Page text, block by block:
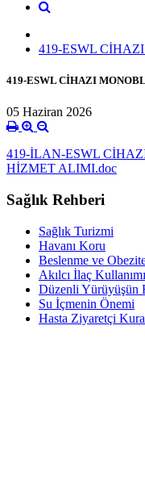
419-ESWL
419-ESWL CİHAZI
05 Haziran 2026
419-İLAN-ESWL
HİZMET ALIMI.doc
Sağlık Rehberi
Sağlık Turizmi
Havanı Koru
Beslenme ve
Akılcı İlaç Kullanımı
Düzenli Yürüyüşün
Su İçmenin Önemi
Hasta Ziyaretçi